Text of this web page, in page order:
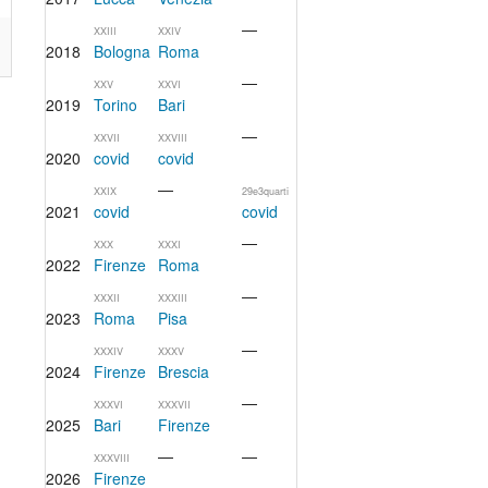
2018
XXIII
Bologna
XXIV
Roma
—
2019
XXV
Torino
XXVI
Bari
—
2020
XXVII
covid
XXVIII
covid
—
2021
XXIX
covid
— 29e3quarti
covid
2022
XXX
Firenze
XXXI
Roma
—
2023
XXXII
Roma
XXXIII
Pisa
—
2024
XXXIV
Firenze
XXXV
Brescia
—
2025
XXXVI
Bari
XXXVII
Firenze
—
2026
XXXVIII
Firenze
— —